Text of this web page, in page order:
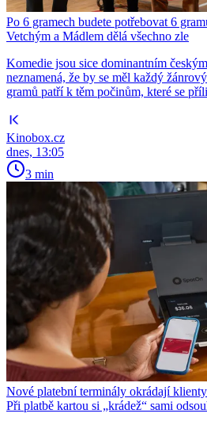
Po 6 gramech budete potřebovat 6
Vetchým a Mádlem dělá všechno zle
Komedie jsou sice dominantním
neznamená, že by se měl každý
gramů patří k těm počinům, které se
Kinobox.cz
dnes, 13:05
3 min
Nové platební terminály okrádají
Při platbě kartou si „krádež“ sami